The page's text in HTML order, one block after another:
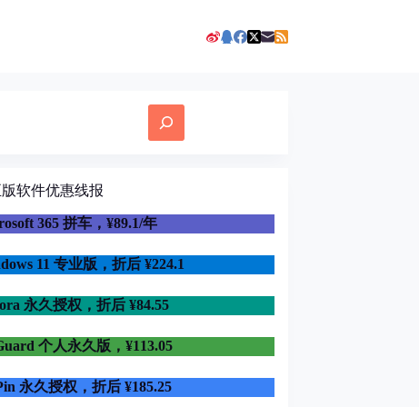
软件优惠线报
365 拼车，¥89.1/年
11 专业版，折后 ¥224.1
永久授权，折后 ¥84.55
个人永久版，¥113.05
永久授权，折后 ¥185.25